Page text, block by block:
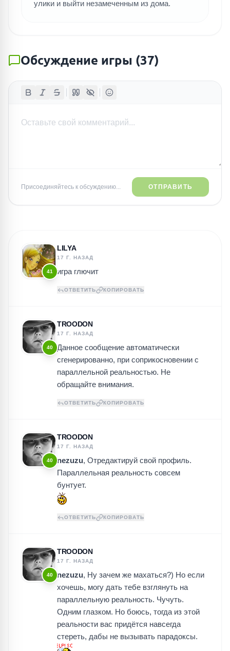
улики и выйти незамеченным из дома.
Обсуждение игры (37)
Присоединяйтесь к обсуждению... ОТПРАВИТЬ
41
LILYA
17 Г. НАЗАД
игра глючит
ОТВЕТИТЬ КОПИРОВАТЬ
40
TROODON
17 Г. НАЗАД
Данное сообщение автоматически
сгенерированно, при соприкосновении с
параллельной реальностью. Не
обращайте внимания.
ОТВЕТИТЬ КОПИРОВАТЬ
40
TROODON
17 Г. НАЗАД
nezuzu, Отредактируй свой профиль.
Параллельная реальность совсем
бунтует.
ОТВЕТИТЬ КОПИРОВАТЬ
40
TROODON
17 Г. НАЗАД
nezuzu, Ну зачем же махаться?) Но если
хочешь, могу дать тебе взглянуть на
параллельную реальность. Чучуть.
Одним глазком. Но боюсь, тогда из этой
реальности вас придётся навсегда
стереть, дабы не вызывать парадоксы.